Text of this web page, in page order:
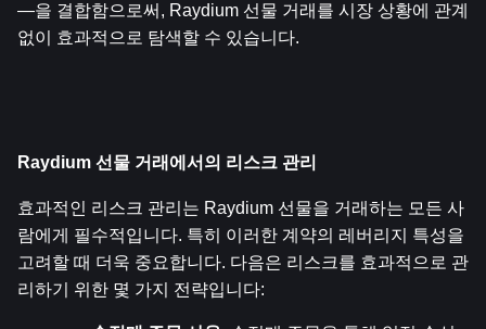
—을 결합함으로써, Raydium 선물 거래를 시장 상황에 관계
없이 효과적으로 탐색할 수 있습니다.
Raydium 선물 거래에서의 리스크 관리
효과적인 리스크 관리는 Raydium 선물을 거래하는 모든 사
람에게 필수적입니다. 특히 이러한 계약의 레버리지 특성을
고려할 때 더욱 중요합니다. 다음은 리스크를 효과적으로 관
리하기 위한 몇 가지 전략입니다: